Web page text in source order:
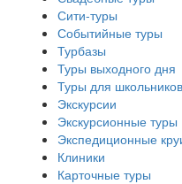
Сити-туры
Событийные туры
Турбазы
Туры выходного дня
Туры для школьников
Экскурсии
Экскурсионные туры
Экспедиционные
Клиники
Карточные туры